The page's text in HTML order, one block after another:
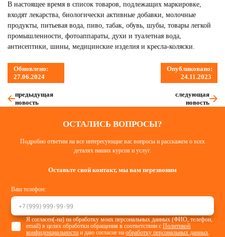
В настоящее время в список товаров, подлежащих маркировке,
входят лекарства, биологически активные добавки, молочные
продукты, питьевая вода, пиво, табак, обувь, шубы, товары легкой
промышленности, фотоаппараты, духи и туалетная вода,
антисептики, шины, медицинские изделия и кресла-коляски.
Обновлено:
27.06.2024
Опубликовано:
24.11.2023
предыдущая
новость
следующая
новость
ОСТАЛИСЬ ВОПРОСЫ?
Подробно ответим на все интересующие вас вопросы и расскажем о всех
деталях наших курсов и услуг.
Оставьте свой контакт, мы вам перезвоним
Ваш телефон:
Я согласен(-на) на обработку моих персональных данных (ФИО, телефон,
email) в целях обработки обращения в соответствии сПолитикой
конфиденциальности и даю согласие наобработку персональных данных.